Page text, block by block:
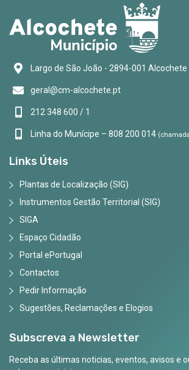
Largo de São João - 2894-001 Alcochete
geral@cm-alcochete.pt
212 348 600 / 1
Linha do Munícipe – 808 200 014
Links Úteis
Plantas de Localização (SIG)
Instrumentos Gestão Territorial (SIG)
SIGA
Espaço Cidadão
Portal ePortugal
Contactos
Pedir Informação
Sugestões, Reclamações e Elogios
Subscreva a Newsletter
Receba as últimas noticias, eventos, avisos e